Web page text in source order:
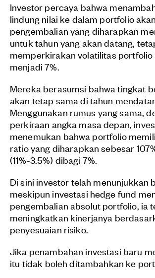
Investor percaya bahwa
lindung nilai ke dalam portfolio
pengembalian yang diharapkan
untuk tahun yang akan datang,
memperkirakan volatilitas portfolio
menjadi 7%.
Mereka berasumsi bahwa tingkat
akan tetap sama di tahun
Menggunakan rumus yang sama,
perkiraan angka masa depan,
menemukan bahwa portfolio
ratio yang diharapkan sebesar
(11%-3.5%) dibagi 7%.
Di sini investor telah menunjukkan
meskipun investasi hedge fund
pengembalian absolut portfolio, ia
meningkatkan kinerjanya
penyesuaian risiko.
Jika penambahan investasi baru
itu tidak boleh ditambahkan ke